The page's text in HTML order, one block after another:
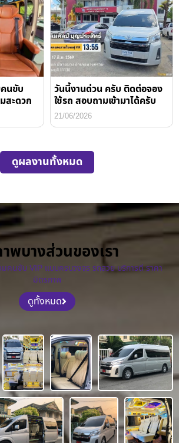
นขับ
สะดวก
วันนี้งานด่วน ครับ ติดต่อจอง
ใช้รถ สอบถามเข้ามาได้ครับ
21/06/2026
ดูผลงานทั้งหมด
พบางส่วนของเรา
มคนขับ VIP แบบครบวงจร รถสวย บริการดี ราคา
มิตรภาพ
ดูทั้งหมด